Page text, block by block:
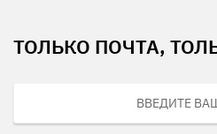
ТОЛЬКО ПОЧТА,